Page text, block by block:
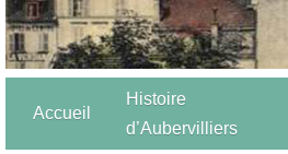
Accueil
Histoire
d’Aubervilliers